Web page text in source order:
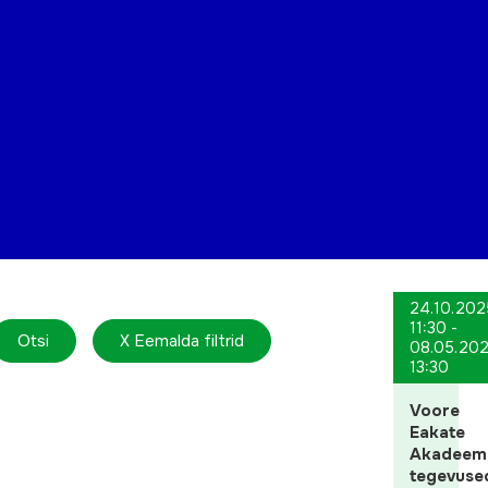
Otsi
X Eemalda filtrid
11:30 -
13:30
Voore
Eakate